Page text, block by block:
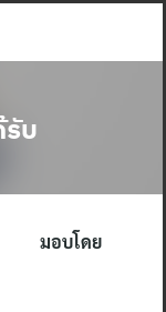
รับ
มอบโดย